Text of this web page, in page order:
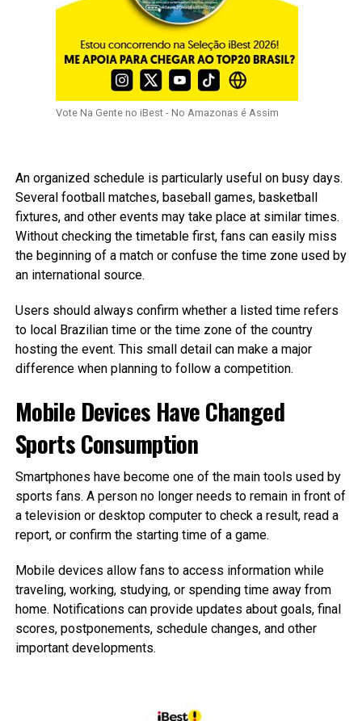
Vote Na Gente no iBest - No Amazonas é Assim
An organized schedule is particularly useful on busy days.
Several football matches, baseball games, basketball
fixtures, and other events may take place at similar times.
Without checking the timetable first, fans can easily miss
the beginning of a match or confuse the time zone used by
an international source.
Users should always confirm whether a listed time refers
to local Brazilian time or the time zone of the country
hosting the event. This small detail can make a major
difference when planning to follow a competition.
Mobile Devices Have Changed
Sports Consumption
Smartphones have become one of the main tools used by
sports fans. A person no longer needs to remain in front of
a television or desktop computer to check a result, read a
report, or confirm the starting time of a game.
Mobile devices allow fans to access information while
traveling, working, studying, or spending time away from
home. Notifications can provide updates about goals, final
scores, postponements, schedule changes, and other
important developments.